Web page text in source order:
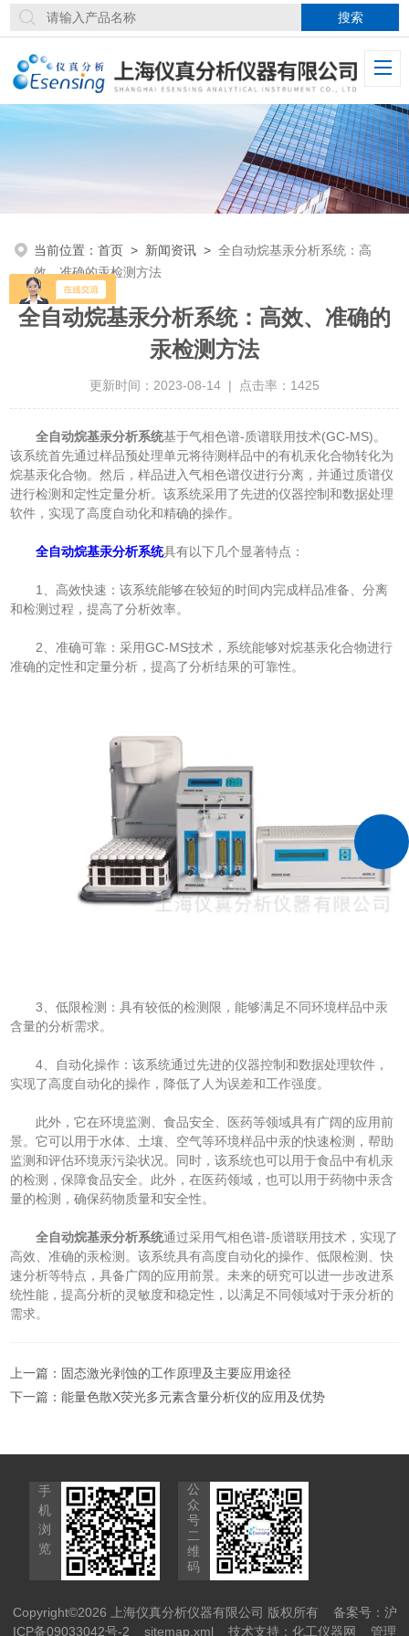
当前位置：首页 > 新闻资讯 >全自动烷基汞分析系统：高
效、准确的汞检测方法
全自动烷基汞分析系统：高效、准确的
汞检测方法
更新时间：2023-08-14 | 点击率：1425
全自动烷基汞分析系统基于气相色谱-质谱联用技术(GC-MS)。
该系统首先通过样品预处理单元将待测样品中的有机汞化合物转化为
烷基汞化合物。然后，样品进入气相色谱仪进行分离，并通过质谱仪
进行检测和定性定量分析。该系统采用了先进的仪器控制和数据处理
软件，实现了高度自动化和精确的操作。
全自动烷基汞分析系统具有以下几个显著特点：
1、高效快速：该系统能够在较短的时间内完成样品准备、分离
和检测过程，提高了分析效率。
2、准确可靠：采用GC-MS技术，系统能够对烷基汞化合物进行
准确的定性和定量分析，提高了分析结果的可靠性。
3、低限检测：具有较低的检测限，能够满足不同环境样品中汞
含量的分析需求。
4、自动化操作：该系统通过先进的仪器控制和数据处理软件，
实现了高度自动化的操作，降低了人为误差和工作强度。
此外，它在环境监测、食品安全、医药等领域具有广阔的应用前
景。它可以用于水体、土壤、空气等环境样品中汞的快速检测，帮助
监测和评估环境汞污染状况。同时，该系统也可以用于食品中有机汞
的检测，保障食品安全。此外，在医药领域，也可以用于药物中汞含
量的检测，确保药物质量和安全性。
全自动烷基汞分析系统通过采用气相色谱-质谱联用技术，实现了
高效、准确的汞检测。该系统具有高度自动化的操作、低限检测、快
速分析等特点，具备广阔的应用前景。未来的研究可以进一步改进系
统性能，提高分析的灵敏度和稳定性，以满足不同领域对于汞分析的
需求。
上一篇： 固态激光剥蚀的工作原理及主要应用途径
下一篇：能量色散X荧光多元素含量分析仪的应用及优势
手
机
浏
览
公
众
号
二
维
码
Copyright©2026 上海仪真分析仪器有限公司 版权所有 备案号：沪
ICP备09033042号-2
sitemap.xml 技术支持： 化工仪器网 管理